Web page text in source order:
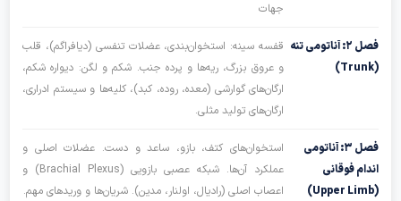
جهات
فصل ۲: آناتومی تنه قفسه سینه: استخوان‌بندی، عضلات تنفسی (دیافراگم)، قلب
و عروق بزرگ، ریه‌ها و پرده جنب. شکم و لگن: دیواره شکم،
ارگان‌های گوارشی (معده، روده، کبد)، کلیه‌ها و سیستم ادراری،
ارگان‌های تولید مثلی.
فصل ۳: آناتومی
اندام فوقانی
استخوان‌های کتف، بازو، ساعد و دست. عضلات اصلی و
عملکرد آن‌ها. شبکه عصبی بازویی (Brachial Plexus) و
اعصاب اصلی (رادیال، اولنار، مدین). شریان‌ها و وریدهای مهم.